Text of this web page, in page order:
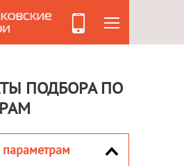
ПОДБОРА ПО